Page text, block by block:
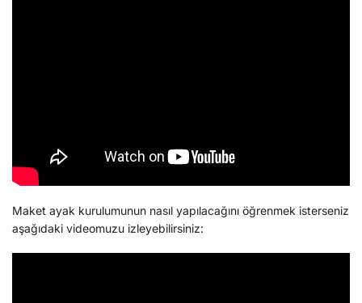
Maket ayak kurulumunun nasıl yapılacağını öğrenmek isterseniz
aşağıdaki videomuzu izleyebilirsiniz: